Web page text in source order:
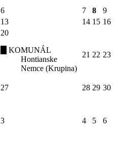
6 7 8
9
13 14 15 16
20
KOMUNÁL
Hontianske
Nemce (Krupina)
21 22 23
27 28 29 30
3 4 5 6